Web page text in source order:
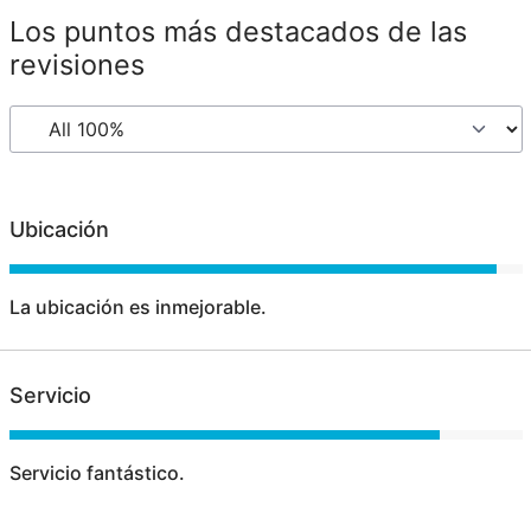
Los puntos más destacados de las
revisiones
Ubicación
La ubicación es inmejorable.
Servicio
Servicio fantástico.